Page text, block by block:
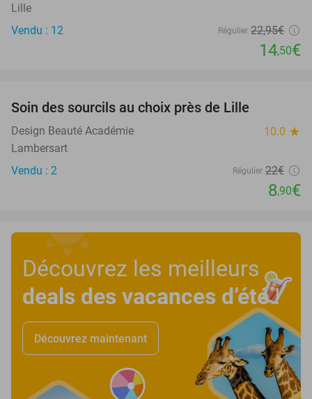
Lille
Vendu : 12
Régulier 22,95€
14,50€
Soin des sourcils au choix près de Lille
Design Beauté Académie 10.0 star
Lambersart
Vendu : 2
Régulier 22€
8,90€
Découvrez les meilleurs
deals des vacances d’été!
Découvrez maintenant